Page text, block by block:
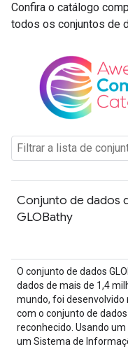
Confira o catálogo
todos os conjuntos de
Conjunto de dados
GLOBathy
O conjunto de dados
dados de mais de 1,4
mundo, foi
com o conjunto de
reconhecido. Usando
um Sistema de